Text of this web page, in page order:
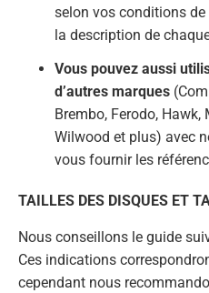
selon vos conditions
la description de
Vous pouvez aussi
d’autres marques
Brembo, Ferodo, Hawk,
Wilwood et plus) avec
vous fournir les
TAILLES DES DISQUES ET
Nous conseillons le guide
Ces indications
cependant nous